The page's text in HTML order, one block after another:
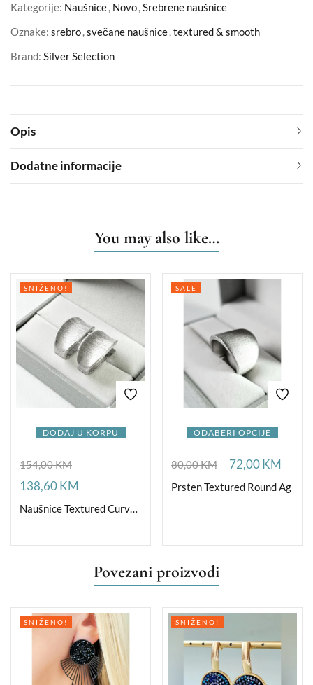
Kategorije: Naušnice, Novo,Srebrene naušnice
Oznake: srebro,svečane naušnice,textured & smooth
Brand: Silver Selection
Opis
Dodatne informacije
You may also like…
DODAJ U KORPU
SNIŽENO!
154,00KM
138,60KM
Naušnice Textured Curved Ag
ODABERI OPCIJE
SALE
80,00KM 72,00KM
Prsten Textured Round Ag
Povezani proizvodi
SNIŽENO! SNIŽENO!